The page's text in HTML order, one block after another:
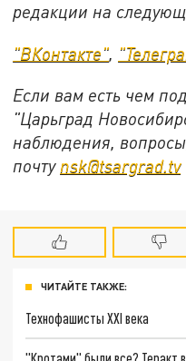
редакции на
"ВКонтакте",
Если вам есть чем
"Царьград
наблюдения,
почту nsk@tsargrad.tv
ЧИТАЙТЕ ТАКЖЕ:
Технофашисты XXI века